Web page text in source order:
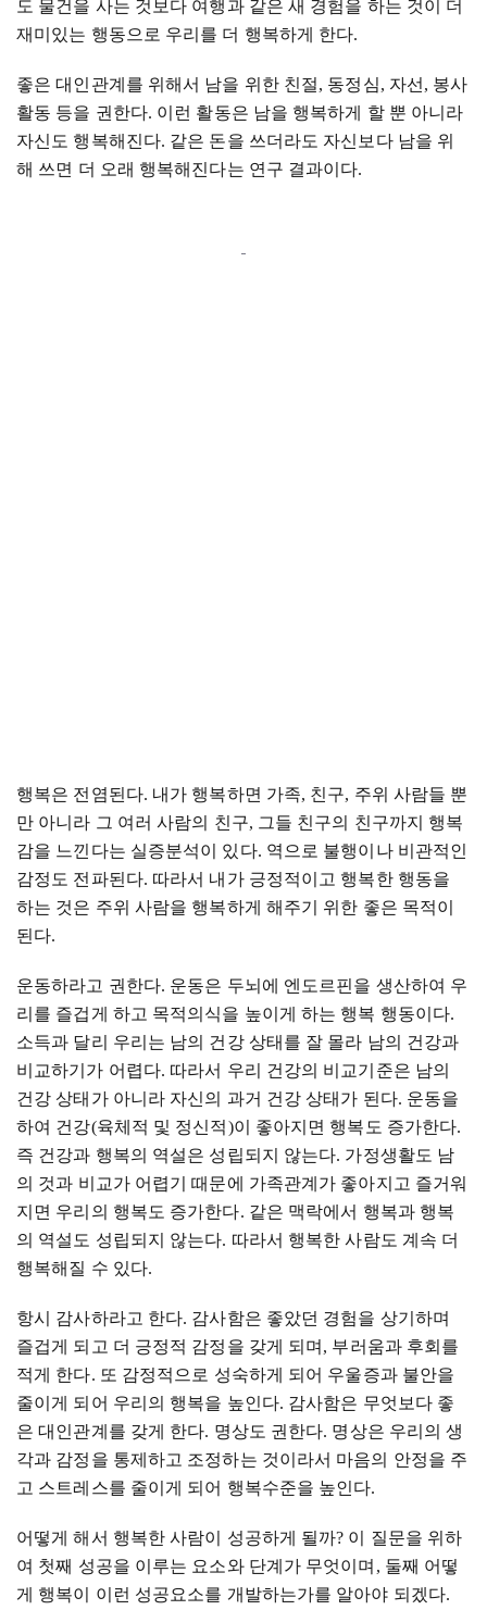
도 물건을 사는 것보다 여행과 같은 새 경험을 하는 것이 더
재미있는 행동으로 우리를 더 행복하게 한다.
좋은 대인관계를 위해서 남을 위한 친절, 동정심, 자선 , 봉사
활동 등을 권한다. 이런 활동은 남을 행복하게 할 뿐 아니라
자신도 행복해진다. 같은 돈을 쓰더라도 자신보다 남을 위
해 쓰면 더 오래 행복해진다는 연구 결과이다.
행복은 전염된다. 내가 행복하면 가족, 친구, 주위 사람들 뿐
만 아니라 그 여러 사람의 친구, 그들 친구의 친구까지 행복
감을 느낀다는 실증분석이 있다. 역으로 불행이나 비관적인
감정도 전파된다. 따라서 내가 긍정적이고 행복한 행동을
하는 것은 주위 사람을 행복하게 해주기 위한 좋은 목적이
된다.
운동하라고 권한다. 운동은 두뇌에 엔도르핀을 생산하여 우
리를 즐겁게 하고 목적의식을 높이게 하는 행복 행동이다.
소득과 달리 우리는 남의 건강 상태를 잘 몰라 남의 건강과
비교하기가 어렵다. 따라서 우리 건강의 비교기준은 남의
건강 상태가 아니라 자신의 과거 건강 상태가 된다. 운동을
하여 건강(육체적 및 정신적)이 좋아지면 행복도 증가한다.
즉 건강과 행복의 역설은 성립되지 않는다. 가정생활도 남
의 것과 비교가 어렵기 때문에 가족관계가 좋아지고 즐거워
지면 우리의 행복도 증가한다. 같은 맥락에서 행복과 행복
의 역설도 성립되지 않는다. 따라서 행복한 사람도 계속 더
행복해질 수 있다.
항시 감사하라고 한다. 감사함은 좋았던 경험을 상기하며
즐겁게 되고 더 긍정적 감정을 갖게 되며 , 부러움과 후회를
적게 한다. 또 감정적으로 성숙하게 되어 우울증과 불안을
줄이게 되어 우리의 행복을 높인다. 감사함은 무엇보다 좋
은 대인관계를 갖게 한다. 명상도 권한다. 명상은 우리의 생
각과 감정을 통제하고 조정하는 것이라서 마음의 안정을 주
고 스트레스를 줄이게 되어 행복수준을 높인다.
어떻게 해서 행복한 사람이 성공하게 될까? 이 질문을 위하
여 첫째 성공을 이루는 요소와 단계가 무엇이며 , 둘째 어떻
게 행복이 이런 성공요소를 개발하는가를 알아야 되겠다.